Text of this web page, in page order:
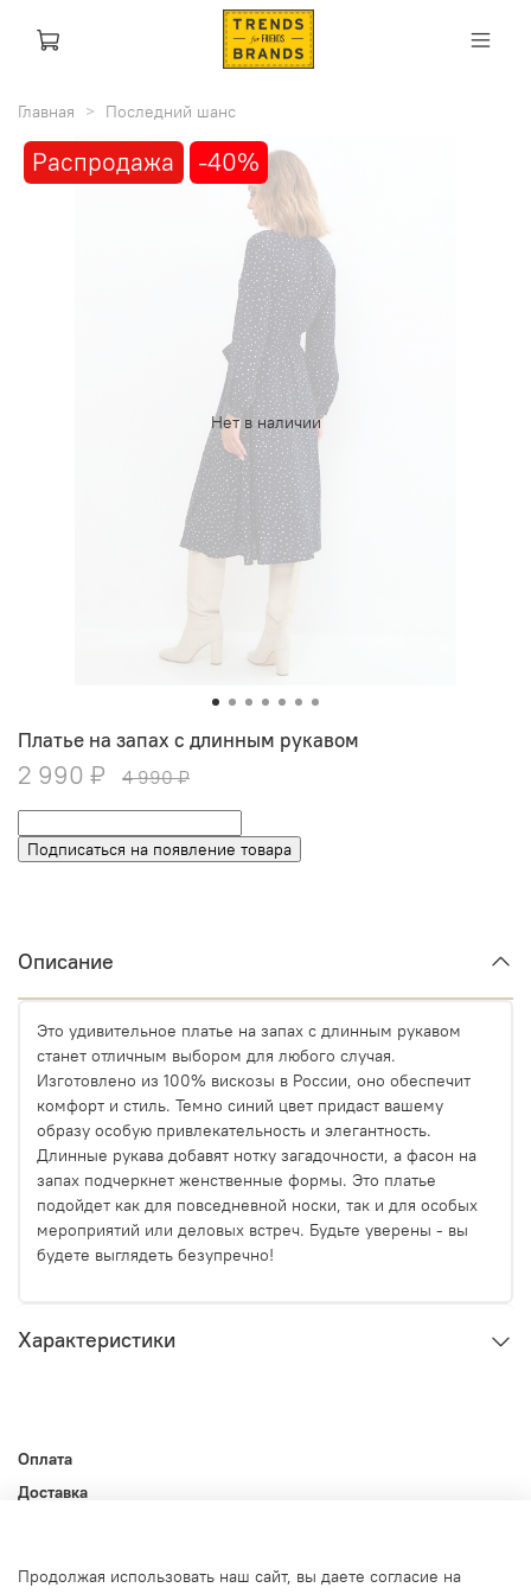
Главная Последний шанс
Нет в наличии
Распродажа -40%
Платье на запах с длинным рукавом
2 990 ₽ 4 990 ₽
Подписаться на появление товара
Описание
Это удивительное платье на запах с длинным рукавом
станет отличным выбором для любого случая.
Изготовлено из 100% вискозы в России, оно обеспечит
комфорт и стиль. Темно синий цвет придаст вашему
образу особую привлекательность и элегантность.
Длинные рукава добавят нотку загадочности, а фасон на
запах подчеркнет женственные формы. Это платье
подойдет как для повседневной носки, так и для особых
мероприятий или деловых встреч. Будьте уверены - вы
будете выглядеть безупречно!
Характеристики
Оплата
Доставка
Продолжая использовать наш сайт, вы даете согласие на